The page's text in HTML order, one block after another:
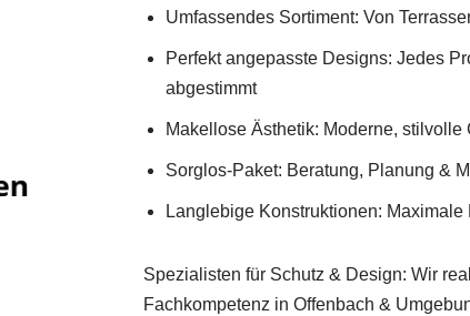
Umfassendes Sortiment: Von
Perfekt angepasste Designs: Jedes
abgestimmt
Makellose Ästhetik: Moderne,
Sorglos-Paket: Beratung, Planung &
Langlebige Konstruktionen:
Spezialisten für Schutz & Design: Wir
Fachkompetenz in Offenbach &